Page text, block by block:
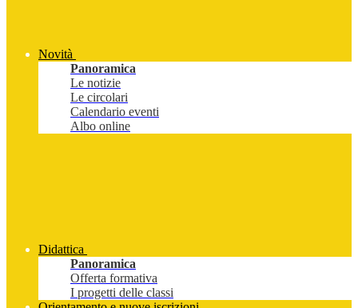
Novità
Panoramica
Le notizie
Le circolari
Calendario eventi
Albo online
Didattica
Panoramica
Offerta formativa
I progetti delle classi